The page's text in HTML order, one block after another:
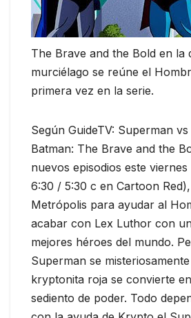
The Brave and the Bold en la
murciélago se reúne el
primera vez en la serie.
Según GuideTV: Superman
Batman: The Brave and the
nuevos episodios este
6:30 / 5:30 c en Cartoon
Metrópolis para ayudar al
acabar con Lex Luthor con
mejores héroes del mundo.
Superman se
kryptonita roja se convierte
sediento de poder. Todo